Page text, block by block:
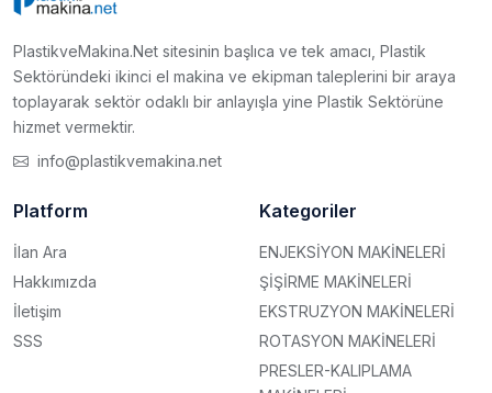
PlastikveMakina.Net sitesinin başlıca ve tek amacı, Plastik
Sektöründeki ikinci el makina ve ekipman taleplerini bir araya
toplayarak sektör odaklı bir anlayışla yine Plastik Sektörüne
hizmet vermektir.
info@plastikvemakina.net
Platform
İlan Ara
Hakkımızda
İletişim
SSS
Kategoriler
ENJEKSİYON MAKİNELERİ
ŞİŞİRME MAKİNELERİ
EKSTRUZYON MAKİNELERİ
ROTASYON MAKİNELERİ
PRESLER-KALIPLAMA